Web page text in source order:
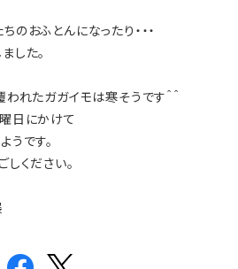
おふとんになったり・・・
した。
れたガガイモは寒そうです＾＾
日にかけて
うです。
ください。